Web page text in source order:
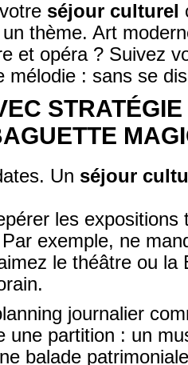
séjour culturel
thème. Art
et opéra ? Suivez
mélodie : sans se
Un séjour
les expositions
exemple, ne
le théâtre ou la
journalier
une partition : un
balade